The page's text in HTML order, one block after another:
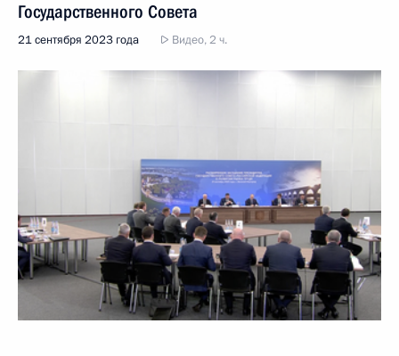
Государственного Совета
21 сентября 2023 года Видео, 2 ч.